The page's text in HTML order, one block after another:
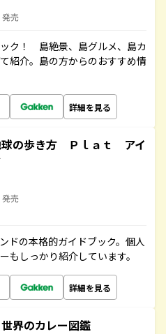
発売
ク！ 島絶景、島グルメ、島カ
紹介。島の方からのおすすめ情
詳細を見る
の歩き方 Ｐｌａｔ アイ
発売
ドの本格的ガイドブック。個人
もしっかり紹介しています。
詳細を見る
界のカレー図鑑